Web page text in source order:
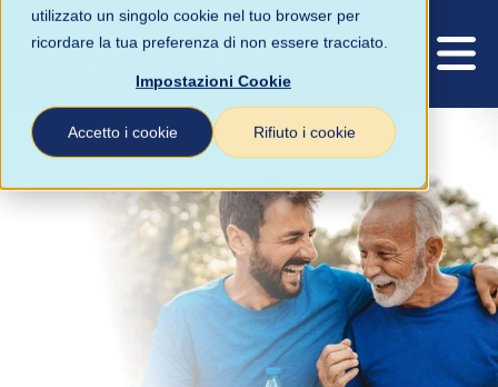
utilizzato un singolo cookie nel tuo browser per
ricordare la tua preferenza di non essere tracciato.
Impostazioni Cookie
Accetto i cookie Rifiuto i cookie